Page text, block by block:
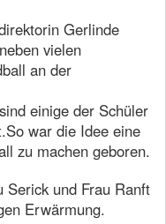
Gerlinde
vielen
an der
sind einige der Schüler
war die Idee eine
zu machen geboren.
Serick und Frau Ranft
Erwärmung.